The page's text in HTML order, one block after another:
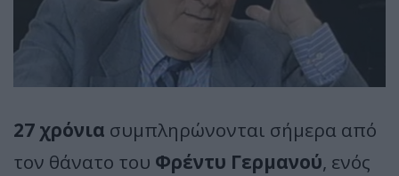
27 χρόνια συμπληρώνονται σήμερα από
τον θάνατο του Φρέντυ Γερμανού, ενός